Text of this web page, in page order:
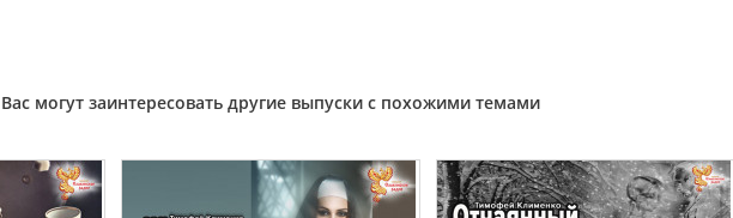
Вас могут заинтересовать другие выпуски с похожими темами